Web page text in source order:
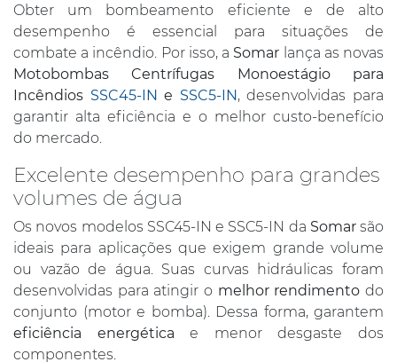
Obter um bombeamento eficiente e de alto
desempenho é essencial para situações de
combate a incêndio. Por isso, a Somar lança as novas
Motobombas Centrífugas Monoestágio para
Incêndios SSC45-IN e SSC5-IN, desenvolvidas para
garantir alta eficiência e o melhor custo-benefício
do mercado.
Excelente desempenho para grandes
volumes de água
Os novos modelos SSC45-IN e SSC5-IN da Somarsão
ideais para aplicações que exigem grande volume
ou vazão de água. Suas curvas hidráulicas foram
desenvolvidas para atingir o melhor rendimento do
conjunto (motor e bomba). Dessa forma, garantem
eficiência energética e menor desgaste dos
componentes.